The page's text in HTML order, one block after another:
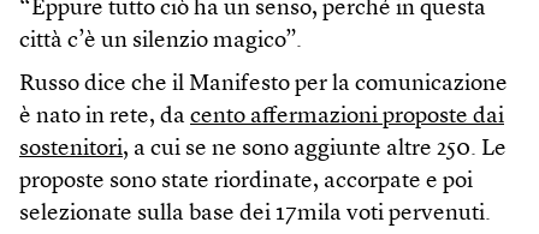
“Eppure tutto ciò ha un senso, perché in questa
città c’è un silenzio magico”.
Russo dice che il Manifesto per la comunicazione
è nato in rete, da cento affermazioni proposte dai
sostenitori, a cui se ne sono aggiunte altre 250. Le
proposte sono state riordinate, accorpate e poi
selezionate sulla base dei 17mila voti pervenuti.